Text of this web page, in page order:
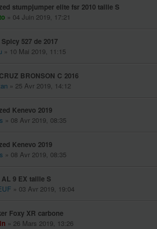
stumpjumper elite fsr 2010 taille S
» 04 Juin 2019, 17:21
527 de 2017
» 10 Mai 2019, 11:15
BRONSON C 2016
» 25 Avr 2019, 14:12
Kenevo 2019
» 08 Avr 2019, 08:35
Kenevo 2019
» 08 Avr 2019, 08:35
9 EX taille S
» 03 Avr 2019, 19:04
Foxy XR carbone
» 26 Mars 2019, 13:26